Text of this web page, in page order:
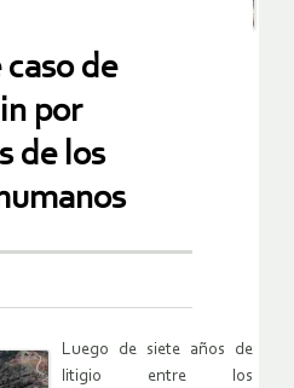
caso de
por
de los
Luego de siete años de
litigio entre los